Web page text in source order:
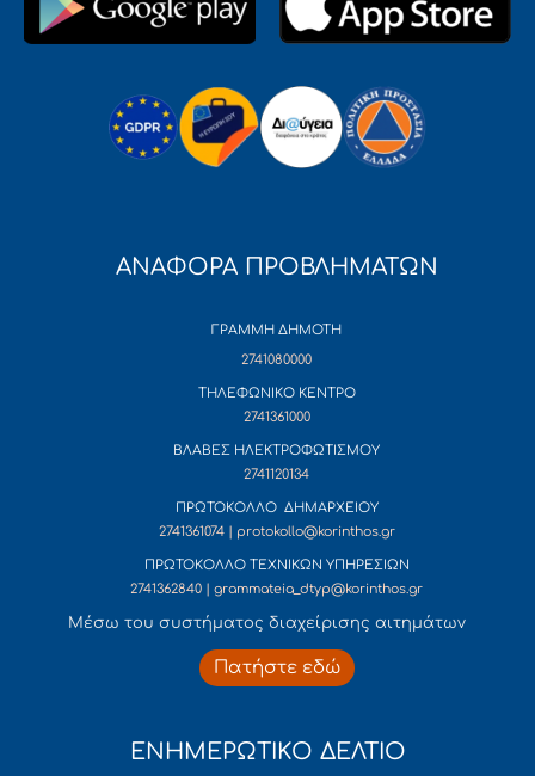
ΑΝΑΦΟΡΑ ΠΡΟΒΛΗΜΑΤΩΝ
ΓΡΑΜΜΗ ΔΗΜΟΤΗ
2741080000
ΤΗΛΕΦΩΝΙΚΟ ΚΕΝΤΡΟ
2741361000
ΒΛΑΒΕΣ ΗΛΕΚΤΡΟΦΩΤΙΣΜΟΥ
2741120134
ΠΡΩΤΟΚΟΛΛΟ ΔΗΜΑΡΧΕΙΟΥ
2741361074 | protokollo@korinthos.gr
ΠΡΩΤΟΚΟΛΛΟ ΤΕΧΝΙΚΩΝ ΥΠΗΡΕΣΙΩΝ
2741362840 | grammateia_dtyp@korinthos.gr
Mέσω του συστήματος διαχείρισης αιτημάτων
Πατήστε εδώ
ΕΝΗΜΕΡΩΤΙΚΟ ΔΕΛΤΙΟ